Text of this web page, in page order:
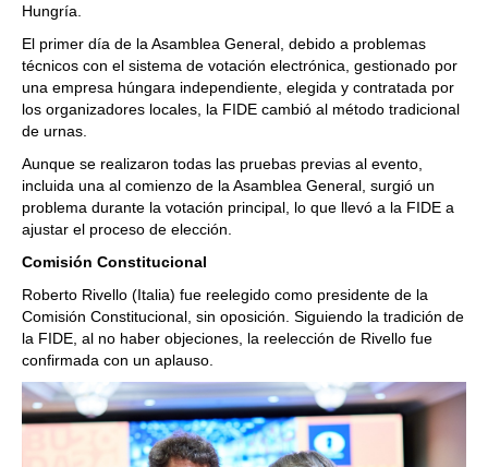
Hungría.
El primer día de la Asamblea General, debido a problemas
técnicos con el sistema de votación electrónica, gestionado por
una empresa húngara independiente, elegida y contratada por
los organizadores locales, la FIDE cambió al método tradicional
de urnas.
Aunque se realizaron todas las pruebas previas al evento,
incluida una al comienzo de la Asamblea General, surgió un
problema durante la votación principal, lo que llevó a la FIDE a
ajustar el proceso de elección.
Comisión Constitucional
Roberto Rivello (Italia) fue reelegido como presidente de la
Comisión Constitucional, sin oposición. Siguiendo la tradición de
la FIDE, al no haber objeciones, la reelección de Rivello fue
confirmada con un aplauso.